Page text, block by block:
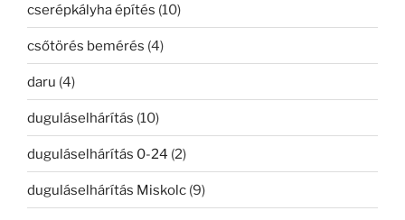
cserépkályha építés (10)
csőtörés bemérés (4)
daru (4)
duguláselhárítás (10)
duguláselhárítás 0-24 (2)
duguláselhárítás Miskolc (9)